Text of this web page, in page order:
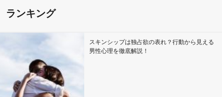
ランキング
スキンシップは独占欲の表れ？行動から見える
男性心理を徹底解説！